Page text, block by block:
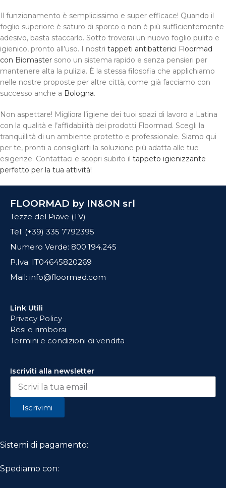
Il funzionamento è semplicissimo e super efficace! Quando il
foglio superiore è saturo di sporco o non è più sufficientemente
adesivo, basta staccarlo. Sotto troverai un nuovo foglio pulito e
igienico, pronto all’uso. I nostri tappeti antibatterici Floormad
con Biomaster sono un sistema rapido e senza pensieri per
mantenere alta la pulizia. È la stessa filosofia che applichiamo
nelle nostre proposte per altre città, come già facciamo con
successo anche a Bologna.
Non aspettare! Migliora l’igiene dei tuoi spazi di lavoro a Latina
con la qualità e l’affidabilità dei prodotti Floormad. Scegli la
tranquillità di un ambiente protetto e professionale. Siamo qui
per te, pronti a consigliarti la soluzione più adatta alle tue
esigenze. Contattaci e scopri subito il tappeto igienizzante
perfetto per la tua attività!
FLOORMAD by IN&ON srl
Tezze del Piave (TV)
Tel: (+39) 335 7792395
Numero Verde: 800.194.245
P.Iva: IT04645820269
Mail: info@floormad.com
Link Utili
Privacy Policy
Resi e rimborsi
Termini e condizioni di vendita
Iscriviti alla newsletter
Iscrivimi
Sistemi di pagamento:
Spediamo con: